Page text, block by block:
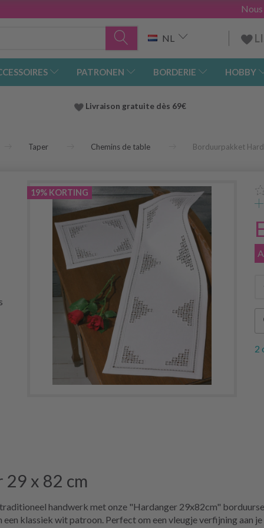
NL
PATRONEN BORDERIE HOBBY
Livraison gratuite dès 69€
Taper Chemins de table Borduurpakket
19% KORTING
2
x 82 cm
handwerk met onze "Hardanger 29x82cm"
klassiek wit patroon. Perfect om een vleugje verfijning aan